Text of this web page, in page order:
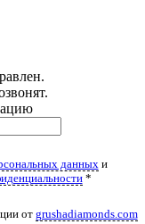
данных и
*
от grushadiamonds.com